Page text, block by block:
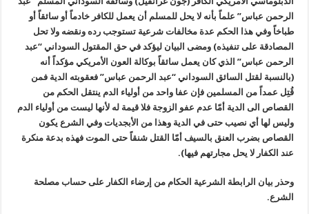
الرحمن عباس” علماً بأنه لا يحل للمسلم أن يعمل للكافر خادماً أو سائقاً أو
طباخاً وفي هذا الحكم عدة مخالفات شرعية تستوجب رده ونقضه ولا تحل
المصادقة على تنفيذه) ومضى البيان ليؤكد في حق المقتول السوداني “عبد
الرحمن عباس” الذي كان يعمل سائقاً بوكالة العون الأمريكي مؤكداً أنه
(بالنسبة لقتل السائق السوداني “عبد الرحمن عباس” فعقوبته الدية فمن
قُتِل عمداً من المسلمين فإن عفا واحد من أولياء الدم ينتقل الحكم من
القصاص الى الدية أمّا عدم عفو الزوجة فلا قيمة له لأنها ليست من أولياء الدم
وليس لها أي نصيب حتى في الدية وهذا من الأبجديات وفي الشرع يكون
القصاص بضرب العنق بالسيف أمّا القتل شنقاً حتى الموت فهذه بدعة منكرة
عند الكفار لا يحل مجارتهم فيها).
وحذر بيان الرابطة الشرعية الحكام من إرضاء الكفار على حساب مصلحة
الشرع.